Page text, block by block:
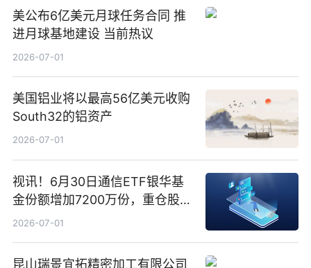
美公布6亿美元月球任务合同 推
进月球基地建设 当前热议
2026-07-01
美国铝业将以最高56亿美元收购
South32的铝资产
2026-07-01
视讯！6月30日通信ETF银华基
金份额增加7200万份，重仓股新
易盛、中际旭创、立讯精密
2026-07-01
昆山瑞景宜拓精密加工有限公司